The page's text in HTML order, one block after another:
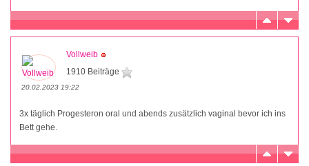
Vollweib
1910 Beiträge
20.02.2023 19:22
3x täglich Progesteron oral und abends zusätzlich vaginal bevor ich ins
Bett gehe.